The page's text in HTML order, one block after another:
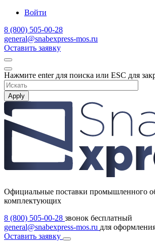
Войти
8 (800) 505-00-28
general@snabexpress-mos.ru
Оставить заявку
Нажмите enter для поиска или ESC для
Apply
Официальные поставки промышленного
комплектующих
8 (800) 505-00-28 звонок бесплатный
general@snabexpress-mos.ru для
Оставить заявку